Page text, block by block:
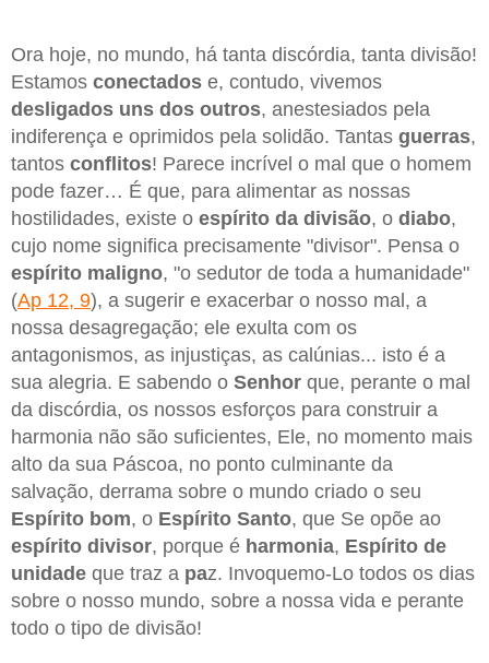
Ora hoje, no mundo, há tanta discórdia, tanta divisão!
Estamos conectados e, contudo, vivemos
desligados uns dos outros, anestesiados pela
indiferença e oprimidos pela solidão. Tantas guerras,
tantos conflitos! Parece incrível o mal que o homem
pode fazer… É que, para alimentar as nossas
hostilidades, existe o espírito da divisão, o diabo,
cujo nome significa precisamente "divisor". Pensa o
espírito maligno, "o sedutor de toda a humanidade"
(Ap 12, 9), a sugerir e exacerbar o nosso mal, a
nossa desagregação; ele exulta com os
antagonismos, as injustiças, as calúnias... isto é a
sua alegria. E sabendo o Senhor que, perante o mal
da discórdia, os nossos esforços para construir a
harmonia não são suficientes, Ele, no momento mais
alto da sua Páscoa, no ponto culminante da
salvação, derrama sobre o mundo criado o seu
Espírito bom, o Espírito Santo, que Se opõe ao
espírito divisor, porque é harmonia, Espírito de
unidade que traz a paz. Invoquemo-Lo todos os dias
sobre o nosso mundo, sobre a nossa vida e perante
todo o tipo de divisão!